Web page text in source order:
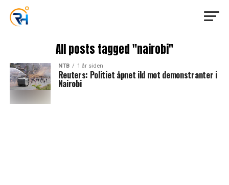
All posts tagged "nairobi"
NTB 1 år siden
Reuters: Politiet åpnet ild mot demonstranter i
Nairobi